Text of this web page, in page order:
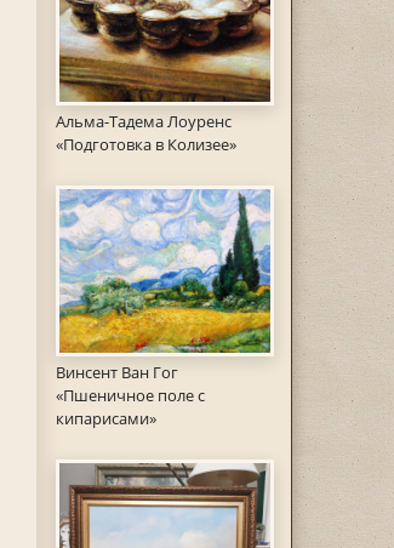
Альма-Тадема Лоуренс
«Подготовка в Колизее»
Винсент Ван Гог
«Пшеничное поле с
кипарисами»